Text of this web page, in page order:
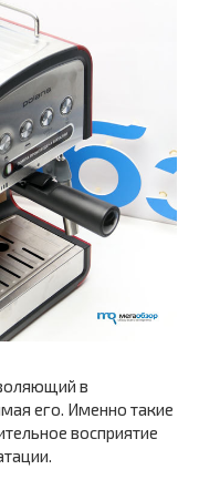
в
его. Именно такие
восприятие